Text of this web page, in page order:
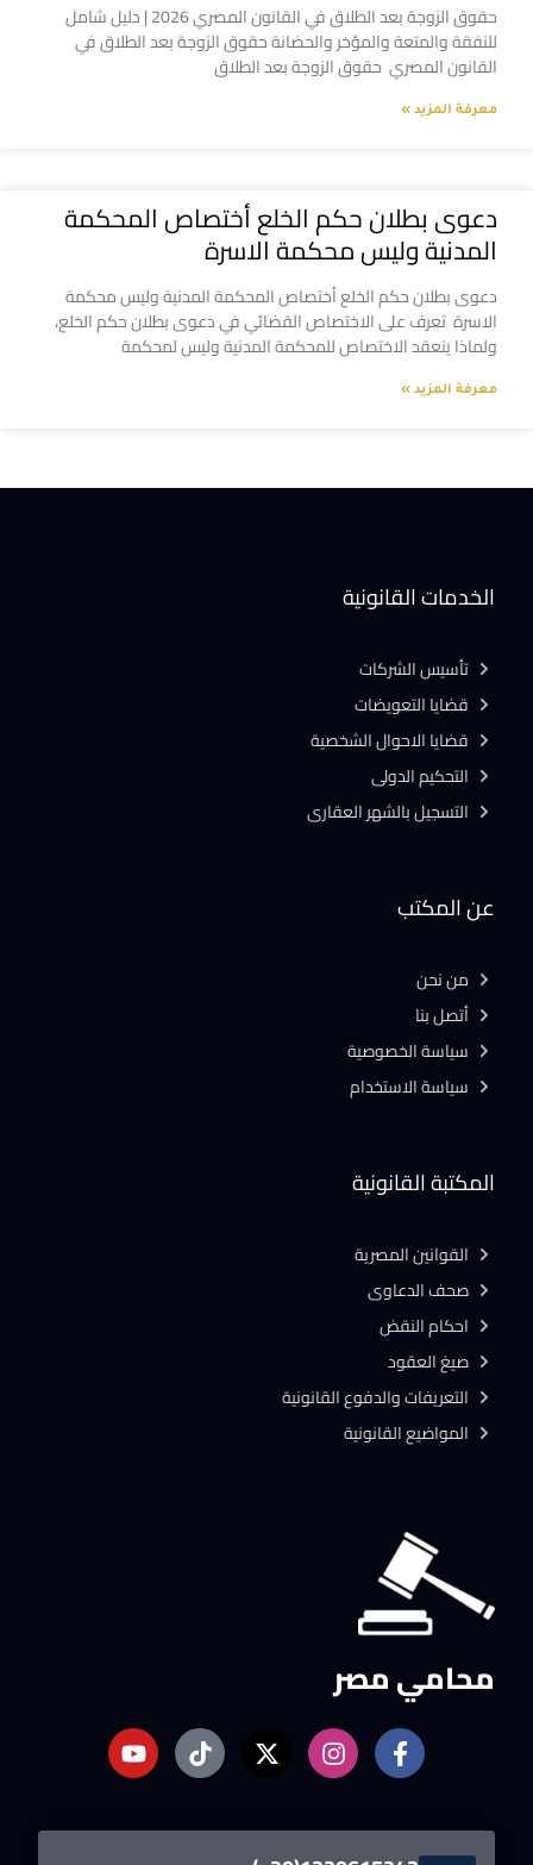
حقوق الزوجة بعد الطلاق في القانون المصري 2026 | دليل شامل
للنفقة والمتعة والمؤخر والحضانة حقوق الزوجة بعد الطلاق في
القانون المصري حقوق الزوجة بعد الطلاق
معرفة المزيد »
دعوى بطلان حكم الخلع أختصاص المحكمة
المدنية وليس محكمة الاسرة
دعوى بطلان حكم الخلع أختصاص المحكمة المدنية وليس محكمة
الاسرة تعرف على الاختصاص القضائي في دعوى بطلان حكم الخلع،
ولماذا ينعقد الاختصاص للمحكمة المدنية وليس لمحكمة
معرفة المزيد »
محامي مصر
المكتبة القانونية
القوانين المصرية
صحف الدعاوى
احكام النقض
صيغ العقود
التعريفات والدفوع القانونية
المواضيع القانونية
عن المكتب
من نحن
أتصل بنا
سياسة الخصوصية
سياسة الاستخدام
الخدمات القانونية
تأسيس الشركات
قضايا التعويضات
قضايا الاحوال الشخصية
التحكيم الدولى
التسجيل بالشهر العقارى